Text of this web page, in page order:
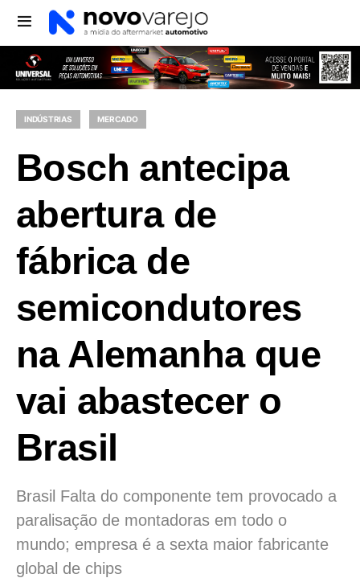
INDÚSTRIAS MERCADO
Bosch antecipa
abertura de
fábrica de
semicondutores
na Alemanha que
vai abastecer o
Brasil
Brasil Falta do componente tem provocado a
paralisação de montadoras em todo o
mundo; empresa é a sexta maior fabricante
global de chips